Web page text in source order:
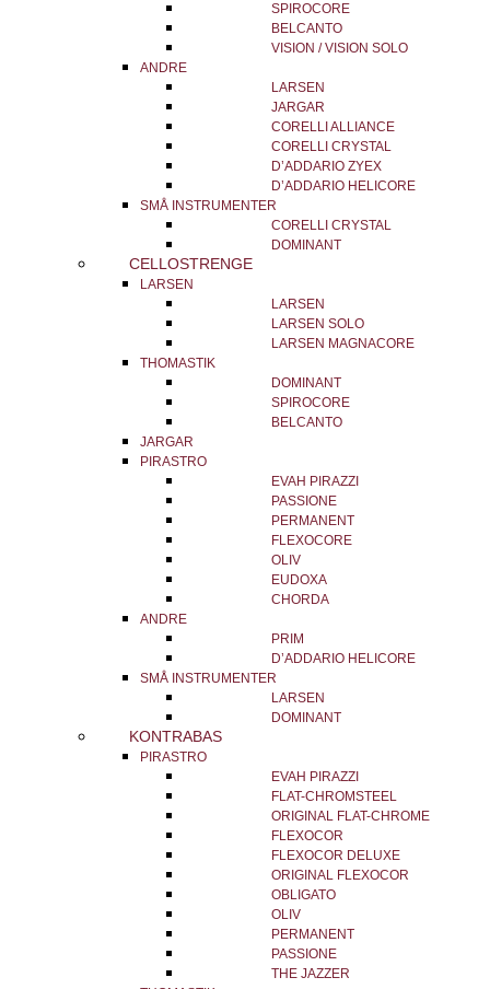
SPIROCORE
BELCANTO
VISION / VISION SOLO
ANDRE
LARSEN
JARGAR
CORELLI ALLIANCE
CORELLI CRYSTAL
D’ADDARIO ZYEX
D’ADDARIO HELICORE
SMÅ INSTRUMENTER
CORELLI CRYSTAL
DOMINANT
CELLOSTRENGE
LARSEN
LARSEN
LARSEN SOLO
LARSEN MAGNACORE
THOMASTIK
DOMINANT
SPIROCORE
BELCANTO
JARGAR
PIRASTRO
EVAH PIRAZZI
PASSIONE
PERMANENT
FLEXOCORE
OLIV
EUDOXA
CHORDA
ANDRE
PRIM
D’ADDARIO HELICORE
SMÅ INSTRUMENTER
LARSEN
DOMINANT
KONTRABAS
PIRASTRO
EVAH PIRAZZI
FLAT-CHROMSTEEL
ORIGINAL FLAT-CHROME
FLEXOCOR
FLEXOCOR DELUXE
ORIGINAL FLEXOCOR
OBLIGATO
OLIV
PERMANENT
PASSIONE
THE JAZZER